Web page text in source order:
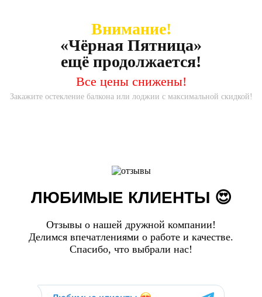
Внимание!
«Чёрная Пятница»
ещё продолжается!
Все цены снижены!
Закажите остекление балкона или лоджии с максимальной скидкой!
ЛЮБИМЫЕ КЛИЕНТЫ 😍
Отзывы о нашей дружной компании!
Делимся впечатлениями о работе и качестве.
Спасибо, что выбрали нас!